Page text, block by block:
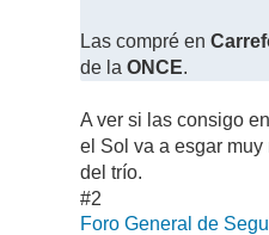
Las compré en
de laONCE.
A ver si las consigo
el Sol va a esgar
del trío.
#2
Foro General de